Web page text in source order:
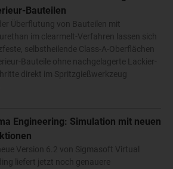
Bauteilen
Überflutung von Bauteilen mit
im clearmelt-Verfahren lassen sich
selbstheilende Class-A-Oberflächen
Bauteile ohne nachgelagerte Lackier-
direkt im Spritzgießwerkzeug
Engineering: Simulation mit neuen
Version 6.2 von Sigmasoft Virtual
liefert jetzt noch genauere